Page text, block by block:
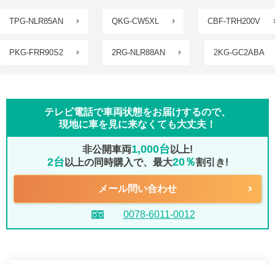
TPG-NLR85AN QKG-CW5XL CBF-TRH200V
PKG-FRR90S2 2RG-NLR88AN 2KG-GC2ABA
テレビ電話で車両状態をお届けするので、
現地に車を見に来なくても大丈夫！
非公開車両1,000台 以上!
2台 以上の同時購入で、最大20％割引き!
メール問い合わせ
0078-6011-0012